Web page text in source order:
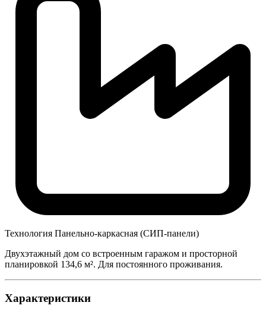
Технология Панельно-каркасная (СИП-панели)
Двухэтажный дом со встроенным гаражом и просторной
планировкой 134,6 м². Для постоянного проживания.
Характеристики